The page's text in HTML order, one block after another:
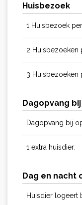
Huisbezoek
1 Huisbezoek
2 Huisbezoeken
3 Huisbezoeken
Dagopvang
Dagopvang bij
1 extra huisdier:
Dag en nacht
Huisdier logeert